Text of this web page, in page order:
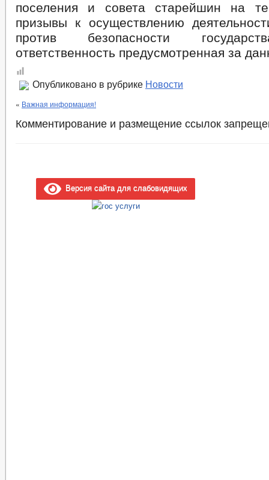
поселения и совета старейшин на
призывы к осуществлению
против безопасности
ответственность предусмотренная за
Опубликовано в рубрике Новости
« Важная информация!
Комментирование и размещение ссылок
Версия сайта для слабовидящих